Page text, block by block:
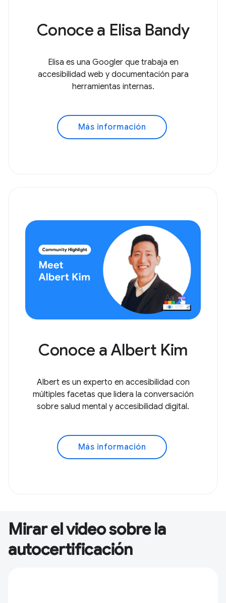
Conoce a Elisa Bandy
Elisa es una Googler que trabaja en
accesibilidad web y documentación para
herramientas internas.
Más información
Conoce a Albert Kim
Albert es un experto en accesibilidad con
múltiples facetas que lidera la conversación
sobre salud mental y accesibilidad digital.
Más información
Mirar el video sobre la
autocertificación